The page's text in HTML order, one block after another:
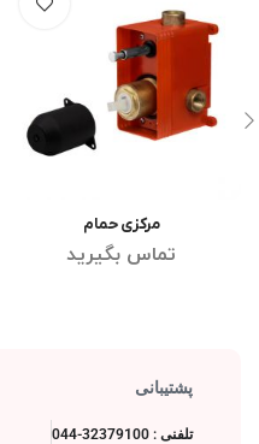
اطلاعات بیشتر
مرکزی حمام
تماس بگیرید
پشتیبانی
تلفنی : 32379100-044